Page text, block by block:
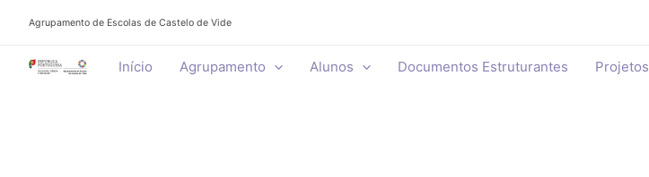
Agrupamento de Escolas de Castelo de Vide
Início Agrupamento Alunos Documentos Estruturantes Projetos